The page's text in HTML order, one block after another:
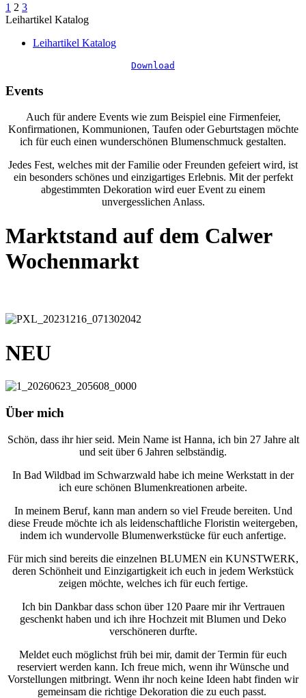
1 2 3
Leihartikel Katalog
Leihartikel Katalog
Download
Events
Auch für andere Events wie zum Beispiel eine Firmenfeier,
Konfirmationen, Kommunionen, Taufen oder Geburtstagen möchte
ich für euch einen wunderschönen Blumenschmuck gestalten.
Jedes Fest, welches mit der Familie oder Freunden gefeiert wird, ist
ein besonders schönes und einzigartiges Erlebnis. Mit der perfekt
abgestimmten Dekoration wird euer Event zu einem
unvergesslichen Anlass.
Marktstand auf dem Calwer
Wochenmarkt
NEU
Über mich
Schön, dass ihr hier seid. Mein Name ist Hanna, ich bin 27 Jahre alt
und seit über 6 Jahren selbständig.
In Bad Wildbad im Schwarzwald habe ich meine Werkstatt in der
ich eure schönen Blumenkreationen arbeite.
In meinem Beruf, kann man andern so viel Freude bereiten. Und
diese Freude möchte ich als leidenschaftliche Floristin weitergeben,
indem ich wundervolle Blumenwerkstücke für euch anfertige.
Für mich sind bereits die einzelnen BLUMEN ein KUNSTWERK,
deren Schönheit und Einzigartigkeit ich euch in jedem Werkstück
zeigen möchte, welches ich für euch fertige.
Ich bin Dankbar dass schon über 120 Paare mir ihr Vertrauen
geschenkt haben und ich ihre Hochzeit mit Blumen und Deko
verschöneren durfte.
Meldet euch möglichst früh bei mir, damit der Termin für euch
reserviert werden kann. Ich freue mich, wenn ihr Wünsche und
Vorstellungen mitbringt. Wenn ihr noch keine Ideen habt finden wir
gemeinsam die richtige Dekoration die zu euch passt.